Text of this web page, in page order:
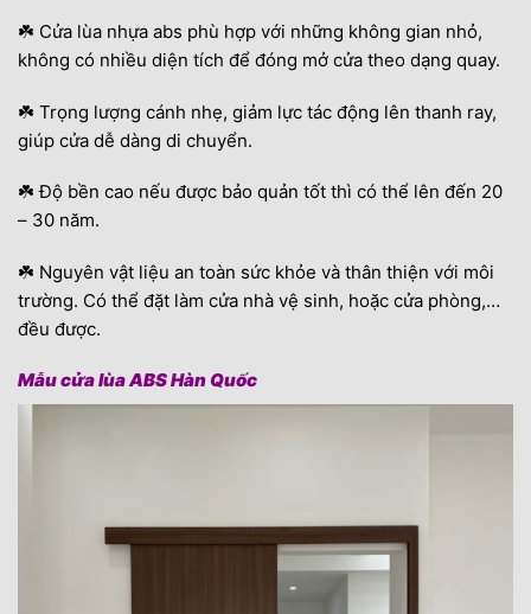
☘️ Cửa lùa nhựa abs phù hợp với những không gian nhỏ,
không có nhiều diện tích để đóng mở cửa theo dạng quay.
☘️ Trọng lượng cánh nhẹ, giảm lực tác động lên thanh ray,
giúp cửa dễ dàng di chuyển.
☘️ Độ bền cao nếu được bảo quản tốt thì có thể lên đến 20
– 30 năm.
☘️ Nguyên vật liệu an toàn sức khỏe và thân thiện với môi
trường. Có thể đặt làm cửa nhà vệ sinh, hoặc cửa phòng,…
đều được.
Mẫu cửa lùa ABS Hàn Quốc